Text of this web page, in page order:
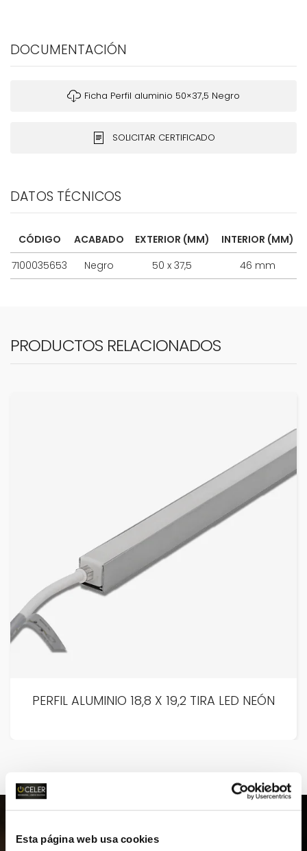
Esta página web usa cookies
DOCUMENTACIÓN
Ficha Perfil aluminio 50×37,5 Negro
SOLICITAR CERTIFICADO
DATOS TÉCNICOS
CÓDIGO ACABADO EXTERIOR (MM)
INTERIOR (MM)
7100035653
Negro 50 x 37,5 46 mm
PRODUCTOS RELACIONADOS
PERFIL ALUMINIO 18,8 X 19,2 TIRA LED NEÓN